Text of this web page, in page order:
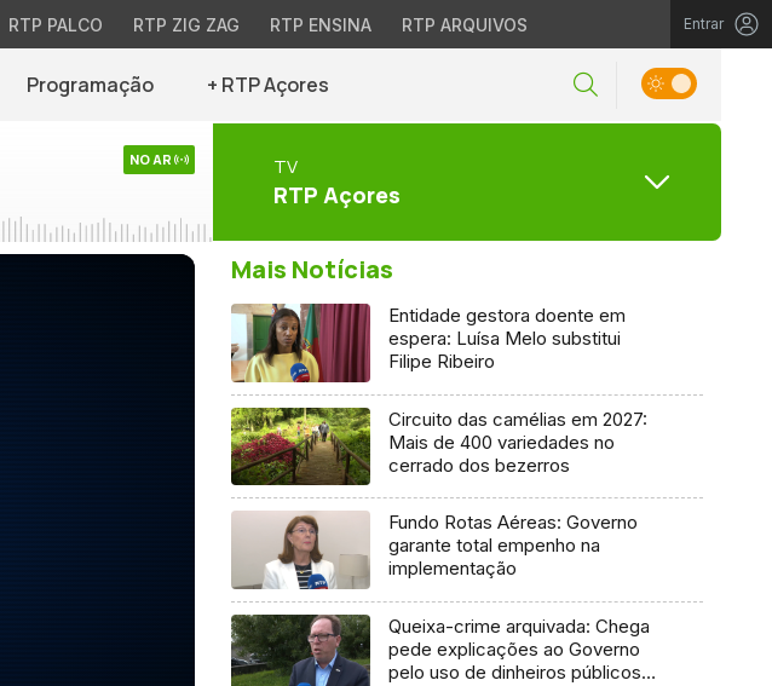
RTP PALCO RTP ZIG ZAG RTP ENSINA RTP ARQUIVOS Entrar
Programação + RTP Açores
NO AR TV
RTP Açores
Mais Notícias
Entidade gestora doente em
espera: Luísa Melo substitui
Filipe Ribeiro
Circuito das camélias em 2027:
Mais de 400 variedades no
cerrado dos bezerros
Fundo Rotas Aéreas: Governo
garante total empenho na
implementação
Queixa-crime arquivada: Chega
pede explicações ao Governo
pelo uso de dinheiros públicos